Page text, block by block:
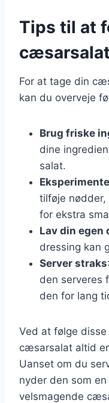
Tips til at
For at tage din
kan du overveje
Brug friske
dine
salat.
tilføje
for ekstra
Lav din egen
dressing kan
Server straks
den serveres
den for lang
Ved at følge
cæsarsalat altid
Uanset om du
nyder den som
velsmagende